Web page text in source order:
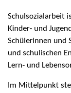
Schulsozialarbeit
Kinder- und
Schülerinnen und
und schulischen
Lern- und
Im Mittelpunkt